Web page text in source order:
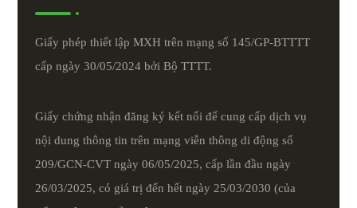
Giấy phép thiết lập MXH trên mạng số 145/GP-BTTTT
cấp ngày 30/05/2024 bởi Bộ TTTT.
Giấy chứng nhận đăng ký kết nối để cung cấp dịch vụ
nội dung thông tin trên mạng viễn thông di động số
209/GCN-CVT ngày 06/05/2025, cấp lần đầu ngày
26/03/2025, có giá trị đến hết ngày 25/03/2030 (của